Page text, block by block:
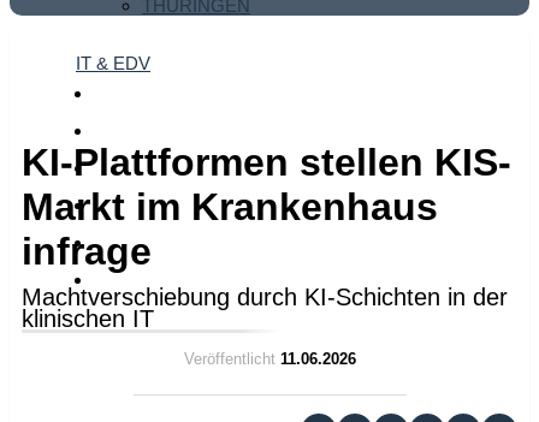
THÜRINGEN
IT & EDV
KI-Plattformen stellen KIS-
Markt im Krankenhaus
infrage
Machtverschiebung durch KI-Schichten in der
klinischen IT
Veröffentlicht 11.06.2026